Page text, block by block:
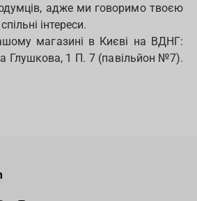
адже ми говоримо твоєю
інтереси.
магазині в Києві на ВДНГ:
Глушкова, 1 П. 7 (павільйон №7).